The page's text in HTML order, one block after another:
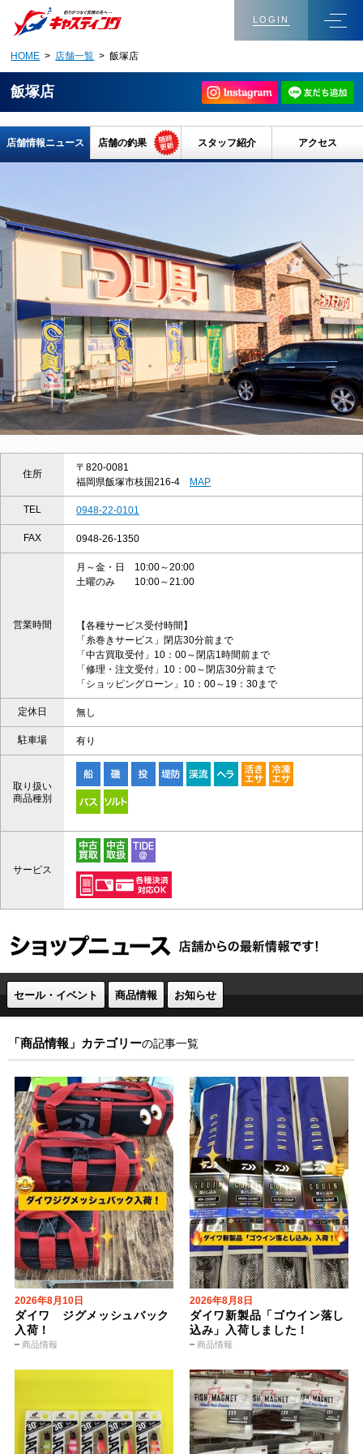
LOGIN
HOME > 店舗一覧 > 飯塚店
飯塚店
店舗情報ニュース 店舗の釣果 スタッフ紹介 アクセス
住所
〒820-0081
福岡県飯塚市枝国216-4
MAP
TEL 0948-22-0101
FAX 0948-26-1350
営業時間
月～金・日 10:00～20:00
土曜のみ 10:00～21:00
【各種サービス受付時間】
「糸巻きサービス」閉店30分前まで
「中古買取受付」10：00～閉店1時間前まで
「修理・注文受付」10：00～閉店30分前まで
「ショッピングローン」10：00～19：30まで
定休日 無し
駐車場 有り
取り扱い
商品種別
サービス
セール・イベント 商品情報 お知らせ
「商品情報」カテゴリーの記事一覧
2026年8月10日
商品情報
ダイワ ジグメッシュバック
入荷！
2026年8月8日
商品情報
ダイワ新製品「ゴウイン落し
込み」入荷しました！